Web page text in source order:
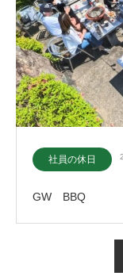
社員の休日
GW BBQ